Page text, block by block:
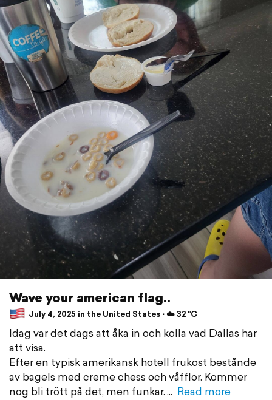
Wave your american flag..
July 4, 2025 in the United States ⋅ ☁️ 32 °C
Idag var det dags att åka in och kolla vad Dallas har
att visa.
Efter en typisk amerikansk hotell frukost bestånde
av bagels med creme chess och våfflor. Kommer
nog bli trött på det, men funkar.
Read more